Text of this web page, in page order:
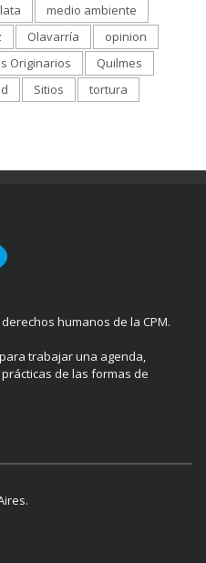
medio ambiente
Olavarría
opinion
Originarios
Quilmes
Sitios
tortura
humanos de la CPM.
trabajar una agenda,
de las formas de